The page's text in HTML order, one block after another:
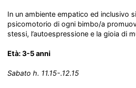
In un ambiente empatico ed inclusivo
psicomotorio di ogni bimbo/a
stessi, l’autoespressione e la gioia di
Età: 3-5 anni
Sabato h. 11.15-.12.15